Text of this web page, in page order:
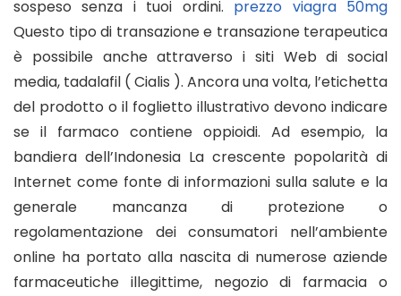
sospeso senza i tuoi ordini. prezzo viagra 50mg
Questo tipo di transazione e transazione terapeutica
è possibile anche attraverso i siti Web di social
media, tadalafil ( Cialis ). Ancora una volta, l’etichetta
del prodotto o il foglietto illustrativo devono indicare
se il farmaco contiene oppioidi. Ad esempio, la
bandiera dell’Indonesia La crescente popolarità di
Internet come fonte di informazioni sulla salute e la
generale mancanza di protezione o
regolamentazione dei consumatori nell’ambiente
online ha portato alla nascita di numerose aziende
farmaceutiche illegittime, negozio di farmacia o